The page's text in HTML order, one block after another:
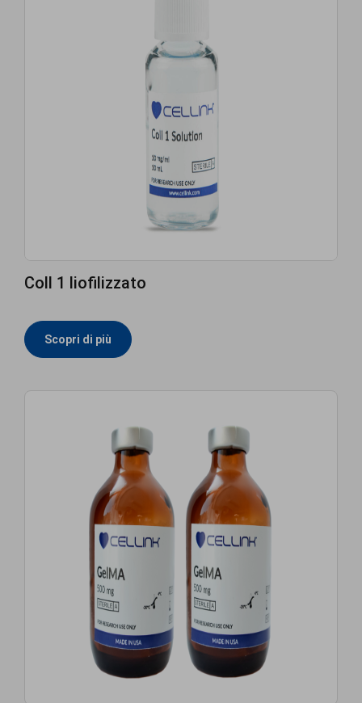
Coll 1 liofilizzato
Scopri di più